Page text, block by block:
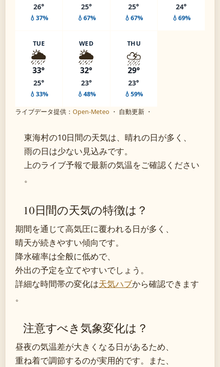
26°
💧37%
25°
💧67%
25°
💧67%
24°
💧69%
TUE
🌦️
33°
25°
💧33%
WED
🌦️
32°
23°
💧48%
THU
⛈️
29°
23°
💧59%
ライブデータ提供： Open-Meteo ・ 自動更新 ・
東海村の10日間の天気は、晴れの日が多く、
雨の日は少ない見込みです。
上のライブ予報で最新の気温をご確認ください
。
10日間の天気の特徴は？
期間を通じて高気圧に覆われる日が多く、
晴天が続きやすい傾向です。
降水確率は全般に低めで、
外出の予定を立てやすいでしょう。
詳細な時間帯の変化は天気ハブから確認できます
。
注意すべき気象変化は？
昼夜の気温差が大きくなる日があるため、
重ね着で調節するのが実用的です。また、